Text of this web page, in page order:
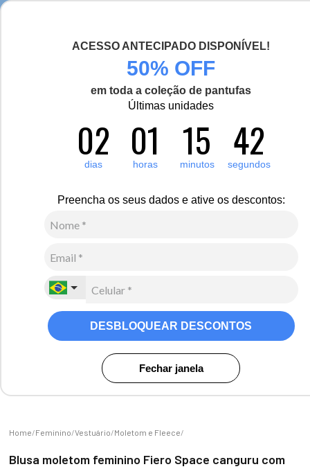
ACESSO ANTECIPADO DISPONÍVEL!
50% OFF
em toda a coleção de pantufas
Últimas unidades
02
dias 01
horas 15
minutos 41
segundos
Preencha os seus dados e ative os descontos:
DESBLOQUEAR DESCONTOS
Fechar janela
Feminino Vestuário Moletom e Fleece
Blusa moletom feminino Fiero Space canguru com